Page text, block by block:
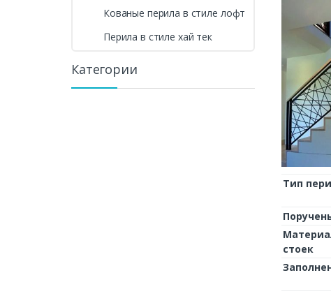
Тип
стоек
Кованые перила в стиле лофт
Перила в стиле хай тек
Категории